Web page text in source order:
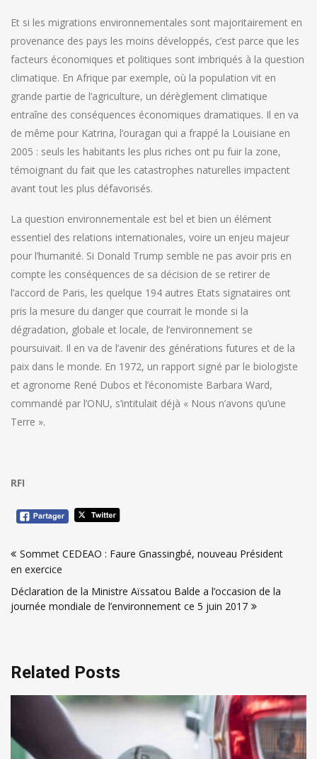
Et si les migrations environnementales sont majoritairement en
provenance des pays les moins développés, c’est parce que les
facteurs économiques et politiques sont imbriqués à la question
climatique. En Afrique par exemple, où la population vit en
grande partie de l’agriculture, un dérèglement climatique
entraîne des conséquences économiques dramatiques. Il en va
de même pour Katrina, l’ouragan qui a frappé la Louisiane en
2005 : seuls les habitants les plus riches ont pu fuir la zone,
témoignant du fait que les catastrophes naturelles impactent
avant tout les plus défavorisés.
La question environnementale est bel et bien un élément
essentiel des relations internationales, voire un enjeu majeur
pour l’humanité. Si Donald Trump semble ne pas avoir pris en
compte les conséquences de sa décision de se retirer de
l’accord de Paris, les quelque 194 autres Etats signataires ont
pris la mesure du danger que courrait le monde si la
dégradation, globale et locale, de l’environnement se
poursuivait. Il en va de l’avenir des générations futures et de la
paix dans le monde. En 1972, un rapport signé par le biologiste
et agronome René Dubos et l’économiste Barbara Ward,
commandé par l’ONU, s’intitulait déjà « Nous n’avons qu’une
Terre ».
RFI
de
l’article
Sommet CEDEAO : Faure Gnassingbé, nouveau Président
en exercice
Déclaration de la Ministre Aïssatou Balde a l’occasion de la
journée mondiale de l’environnement ce 5 juin 2017
Related Posts